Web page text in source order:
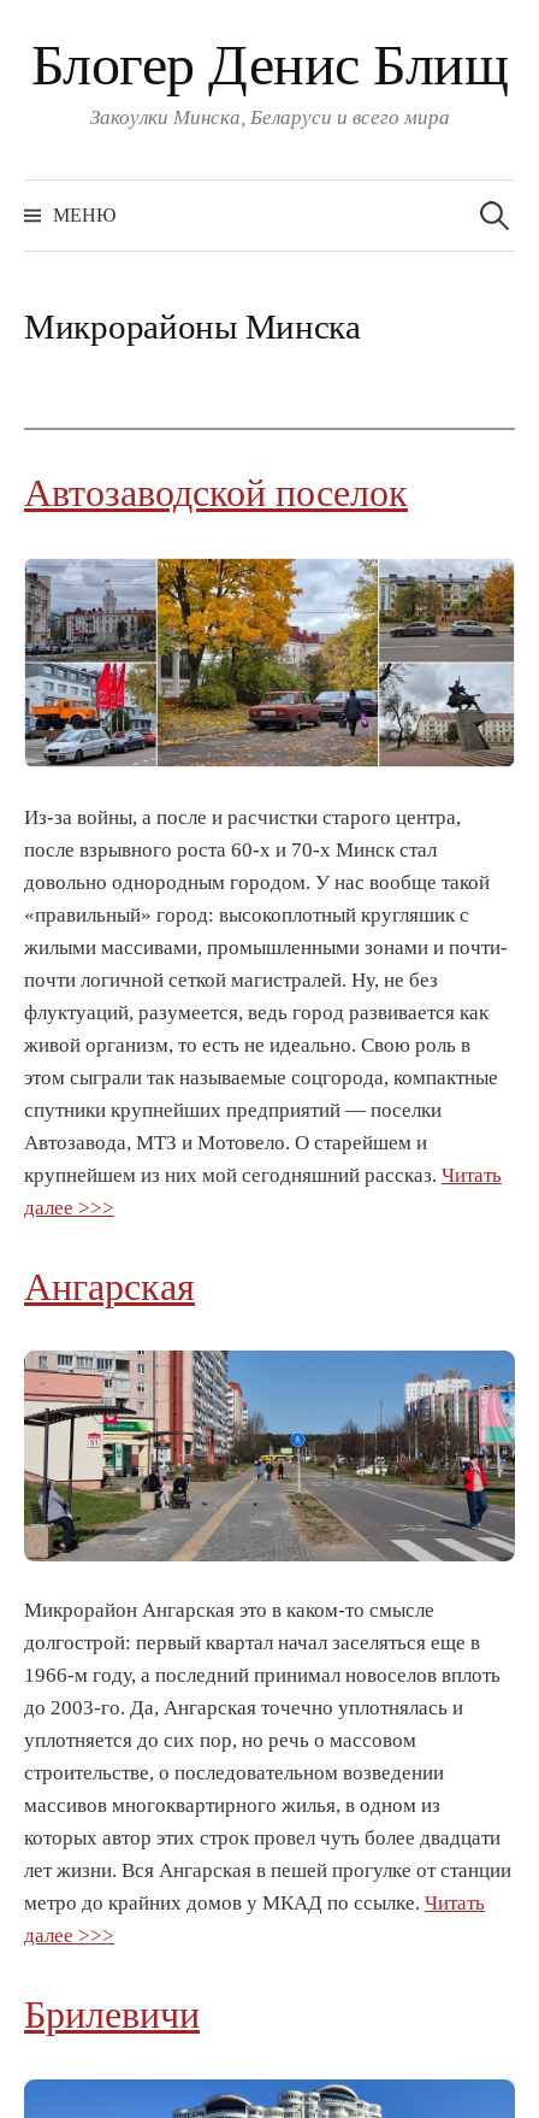
Блогер Денис Блищ
Закоулки Минска, Беларуси и всего мира
МЕНЮ
Микрорайоны Минска
Автозаводской поселок
Из-за войны, а после и расчистки старого центра,
после взрывного роста 60-х и 70-х Минск стал
довольно однородным городом. У нас вообще такой
«правильный» город: высокоплотный кругляшик с
жилыми массивами, промышленными зонами и почти-
почти логичной сеткой магистралей. Ну, не без
флуктуаций, разумеется, ведь город развивается как
живой организм, то есть не идеально. Свою роль в
этом сыграли так называемые соцгорода, компактные
спутники крупнейших предприятий — поселки
Автозавода, МТЗ и Мотовело. О старейшем и
крупнейшем из них мой сегодняшний рассказ. Читать
далее >>>
Ангарская
Микрорайон Ангарская это в каком-то смысле
долгострой: первый квартал начал заселяться еще в
1966-м году, а последний принимал новоселов вплоть
до 2003-го. Да, Ангарская точечно уплотнялась и
уплотняется до сих пор, но речь о массовом
строительстве, о последовательном возведении
массивов многоквартирного жилья, в одном из
которых автор этих строк провел чуть более двадцати
лет жизни. Вся Ангарская в пешей прогулке от станции
метро до крайних домов у МКАД по ссылке. Читать
далее >>>
Брилевичи